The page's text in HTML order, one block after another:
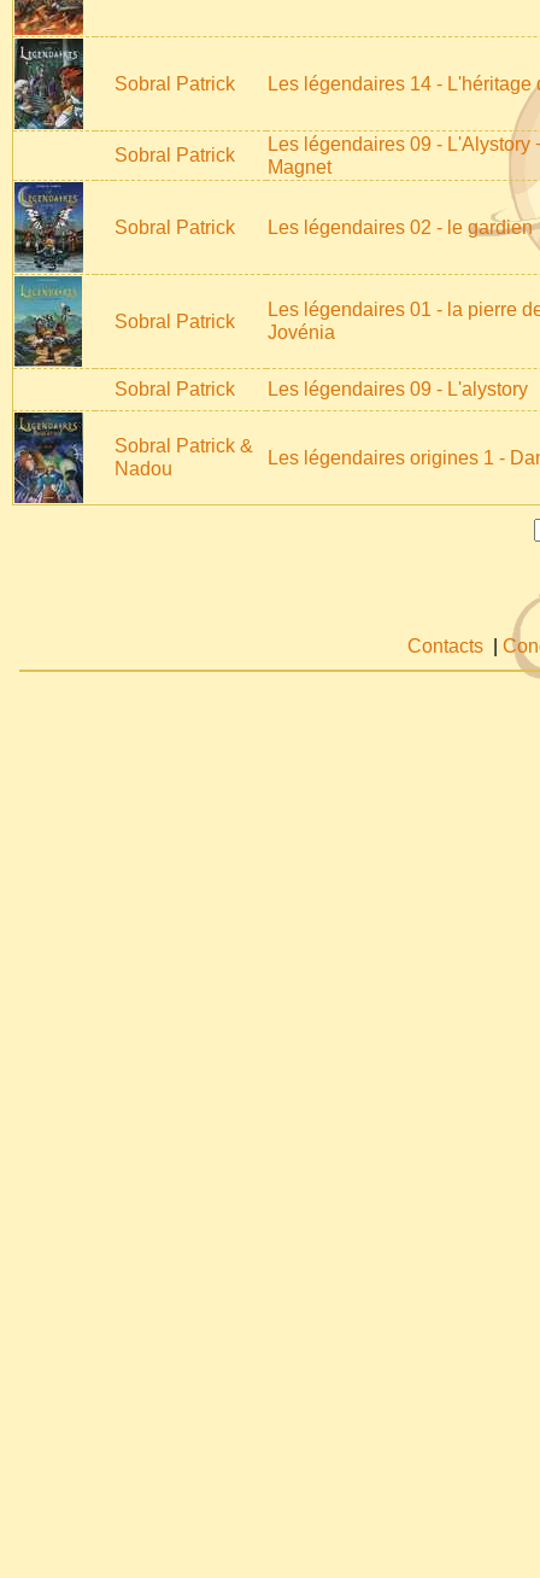
Sobral Patrick Les légendaires 14 - L'héritage
Sobral Patrick
Les légendaires 09 - L'Alystory
Magnet
Sobral Patrick Les légendaires 02 - le gardien
Sobral Patrick
Les légendaires 01 - la pierre
Jovénia
Sobral Patrick Les légendaires 09 - L'alystory
Sobral Patrick &
Nadou
Les légendaires origines 1 -
Contacts |